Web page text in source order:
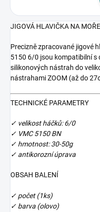
JIGOVÁ HLAVIČKA NA
Precizně zpracované jigové
5150 6/0 jsou kompatibilní s
silikonových nástrah do
nástrahami ZOOM (až do
TECHNICKÉ PARAMETRY
✓ velikost háčků: 6/0
✓ VMC 5150 BN
✓ hmotnost: 30-50g
✓ antikorozní úprava
OBSAH BALENÍ
✓ počet (1ks)
✓ barva (olovo)